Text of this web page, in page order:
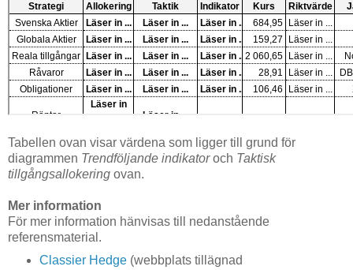
Tabellen ovan visar värdena som ligger till grund för
diagrammen Trendföljande indikatoroch Taktisk
tillgångsallokering ovan.
Mer information
För mer information hänvisas till nedanstående
referensmaterial.
Classier Hedge(webbplats tillägnad